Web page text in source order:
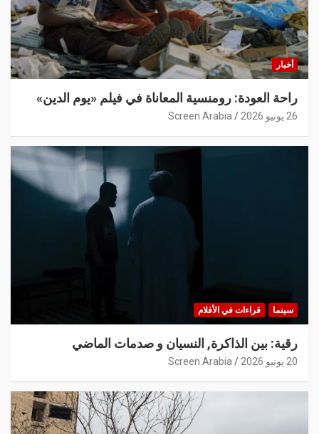
أخبار
راحة العودة: رومنسية المعاناة في فيلم «يوم الدين»
26 يونيو 2026 Screen Arabia
سينما قراءات في الأفلام
رقية: بين الذاكرة, النسيان و صدمات الماضي
20 يونيو 2026 Screen Arabia